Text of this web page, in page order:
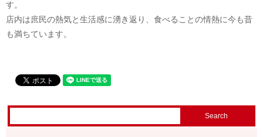
す。
店内は庶民の熱気と生活感に湧き返り、食べることの情熱に今も昔
も満ちています。